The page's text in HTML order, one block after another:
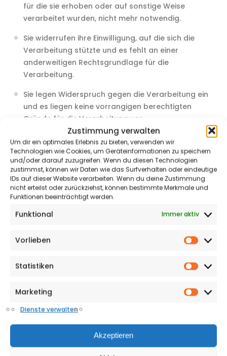
Zustimmung verwalten
Um dir ein optimales Erlebnis zu bieten, verwenden wir
Technologien wie Cookies, um Geräteinformationen zu speichern
und/oder darauf zuzugreifen. Wenn du diesen Technologien
zustimmst, können wir Daten wie das Surfverhalten oder eindeutige
IDs auf dieser Website verarbeiten. Wenn du deine Zustimmung
nicht erteilst oder zurückziehst, können bestimmte Merkmale und
Funktionen beeinträchtigt werden.
Funktional Immer aktiv
Vorlieben
Statistiken
Marketing
Dienste verwalten
Akzeptieren
für die sie erhoben oder auf sonstige Weise
verarbeitet wurden, nicht mehr notwendig.
Sie widerrufen ihre Einwilligung, auf die sich die
Verarbeitung stützte und es fehlt an einer
anderweitigen Rechtsgrundlage für die
Verarbeitung.
Sie legen Widerspruch gegen die Verarbeitung ein
und es liegen keine vorrangigen berechtigten
Gründe für die Verarbeitung vor.
Die personenbezogenen Daten wurden
unrechtmäßig verarbeitet.
Die Löschung der personenbezogenen Daten ist
zur Erfüllung einer rechtlichen Verpflichtung nach
dem Unionsrecht oder dem Recht der
auf angebotene Dienste der
DSGVO erhoben.
Haben wir die Sie betreffenden personenbezogenen
Löschung verpflichtet, so treffen wir unter
Berücksichtigung der verfügbaren Technologie und der
Implementierungskosten angemessene Maßnahmen,
auch technischer Art, um für die Datenverarbeitung